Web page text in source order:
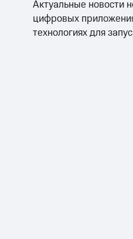
Актуальные новости
цифровых
технологиях для